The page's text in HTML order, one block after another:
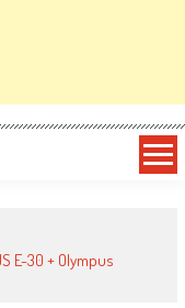
E-30 + Olympus